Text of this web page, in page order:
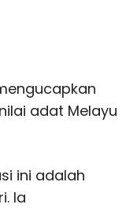
adat Melayu
ini adalah
Ia